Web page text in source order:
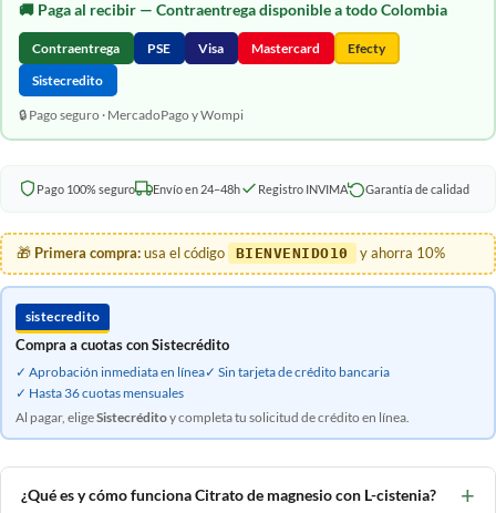
🚚 Paga al recibir— Contraentrega disponible a todo Colombia
Contraentrega PSE Visa Mastercard Efecty
Sistecredito
🔒 Pago seguro · MercadoPago y Wompi
Pago 100% seguro Envío en 24–48h Registro INVIMA Garantía de calidad
🎁 Primera compra:usa el código BIENVENIDO10 y ahorra 10%
sistecredito
Compra a cuotas con Sistecrédito
✓ Aprobación inmediata en línea✓ Sin tarjeta de crédito bancaria
✓ Hasta 36 cuotas mensuales
Al pagar, eligeSistecréditoy completa tu solicitud de crédito en línea.
¿Qué es y cómo funciona Citrato de magnesio con L-cistenia? +